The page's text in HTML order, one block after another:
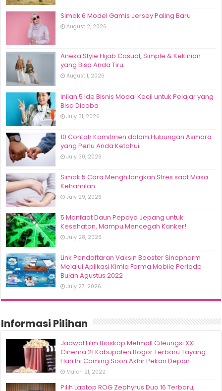
Simak 6 Model Gamis Jersey Paling Baru
August 2, 2026
Aneka Style Hijab Casual, Simple & Kekinian
yang Bisa Anda Tiru
August 1, 2026
Inilah 5 Ide Bisnis Modal Kecil untuk Pelajar yang
Bisa Dicoba
July 31, 2026
10 Contoh Komitmen dalam Hubungan Asmara
yang Perlu Anda Ketahui
July 30, 2026
Simak 5 Cara Menghilangkan Stres saat Masa
Kehamilan
July 29, 2026
5 Manfaat Daun Pepaya Jepang untuk
Kesehatan, Mampu Mencegah Kanker!
July 28, 2026
Link Pendaftaran Vaksin Booster Sinopharm
Melalui Aplikasi Kimia Farma Mobile Periode
Bulan Agustus 2022
July 27, 2026
Informasi Pilihan
Jadwal Film Bioskop Metmall Cileungsi XXI
Cinema 21 Kabupaten Bogor Terbaru Tayang
Hari Ini Coming Soon Akhir Pekan Depan
March 21, 2022
Pilih Laptop ROG Zephyrus Duo 16 Terbaru,